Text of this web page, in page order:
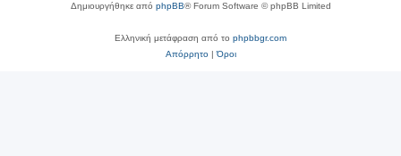
Δημιουργήθηκε από phpBB® Forum Software © phpBB Limited
Ελληνική μετάφραση από το phpbbgr.com
Απόρρητο|Όροι